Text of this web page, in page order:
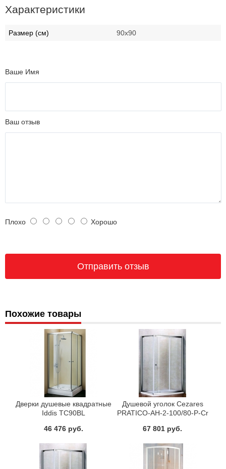
Характеристики
Размер (см) 90х90
Ваше Имя
Ваш отзыв
Плохо Хорошо
Похожие товары
Дверки душевые квадратные
Iddis TC90BL
46 476 руб.
Душевой уголок Cezares
PRATICO-AH-2-100/80-P-Cr
67 801 руб.